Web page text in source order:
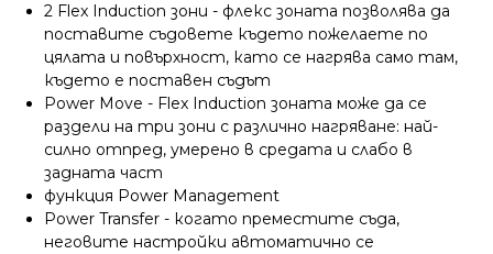
2 Flex Induction зони - флекс зоната позволява да
поставите съдовете където пожелаете по
цялата и повърхност, като се нагрява само там,
където е поставен съдът
Power Move - Flex Induction зоната може да се
раздели на три зони с различно нагряване: най-
силно отпред, умерено в средата и слабо в
задната част
функция Power Management
Power Transfer - когато преместите съда,
неговите настройки автоматично се